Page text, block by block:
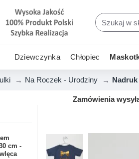
Dziewczynka Chłopiec
Na Roczek - Urodziny
Zamówienia
cm -